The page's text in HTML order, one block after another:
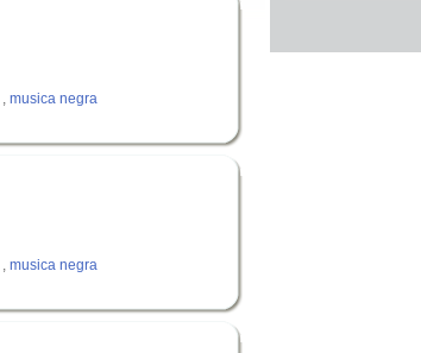
musica negra
musica negra